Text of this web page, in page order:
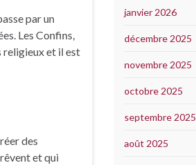
par un
Les Confins,
religieux et il est
des
et qui
janvier 2026
décembre 2025
novembre 2025
octobre 2025
septembre 2025
août 2025